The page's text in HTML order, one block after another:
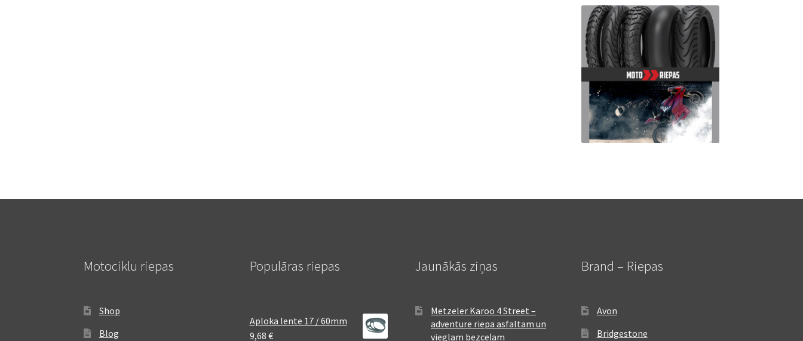
Motociklu riepas
Shop
Blog
Populāras riepas
Aploka lente 17 / 60mm
9,68 €
Jaunākās ziņas
Metzeler Karoo 4 Street –
adventure riepa asfaltam un
vieglam bezceļam
Brand – Riepas
Avon
Bridgestone